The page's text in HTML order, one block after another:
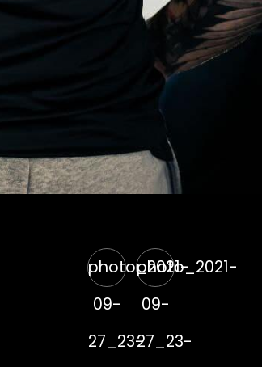
photo_2021-
09-
27_23-
photo_2021-
09-
27_23-